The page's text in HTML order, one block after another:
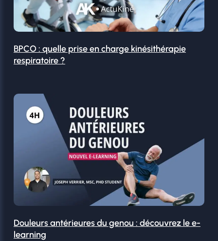
BPCO : quelle prise en charge kinésithérapie
respiratoire ?
Douleurs antérieures du genou : découvrez le e-
learning